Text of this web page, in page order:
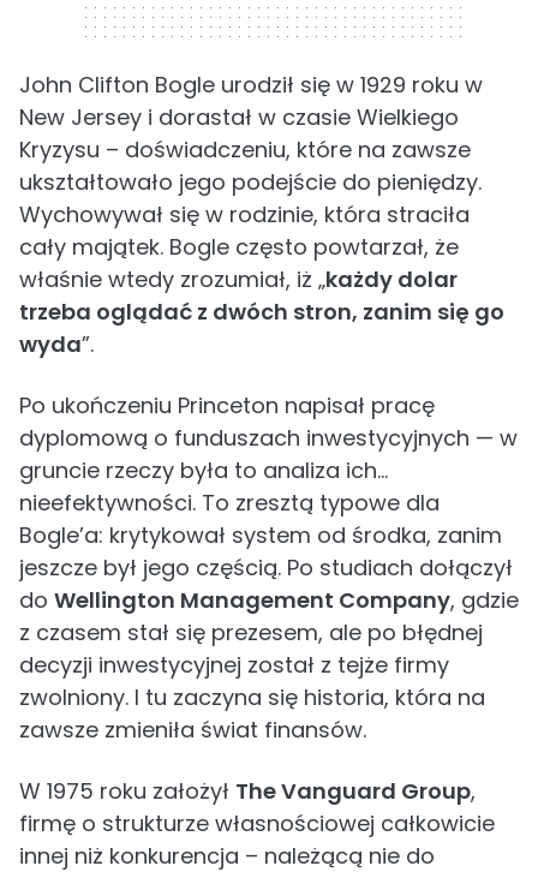
John Clifton Bogle urodził się w 1929 roku w
New Jersey i dorastał w czasie Wielkiego
Kryzysu – doświadczeniu, które na zawsze
ukształtowało jego podejście do pieniędzy.
Wychowywał się w rodzinie, która straciła
cały majątek. Bogle często powtarzał, że
właśnie wtedy zrozumiał, iż „każdy dolar
trzeba oglądać z dwóch stron, zanim się go
wyda”.
Po ukończeniu Princeton napisał pracę
dyplomową o funduszach inwestycyjnych — w
gruncie rzeczy była to analiza ich…
nieefektywności. To zresztą typowe dla
Bogle’a: krytykował system od środka, zanim
jeszcze był jego częścią. Po studiach dołączył
do Wellington Management Company, gdzie
z czasem stał się prezesem, ale po błędnej
decyzji inwestycyjnej został z tejże firmy
zwolniony. I tu zaczyna się historia, która na
zawsze zmieniła świat finansów.
W 1975 roku założył The Vanguard Group,
firmę o strukturze własnościowej całkowicie
innej niż konkurencja – należącą nie do